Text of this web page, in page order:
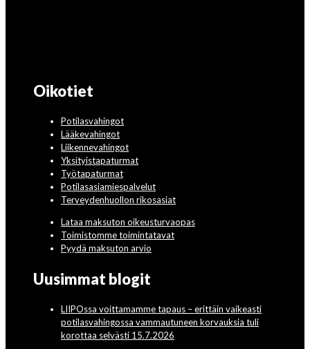
Oikotiet
Potilasvahingot
Lääkevahingot
Liikennevahingot
Yksityistapaturmat
Työtapaturmat
Potilasasiamiespalvelut
Terveydenhuollon rikosasiat
Lataa maksuton oikeusturvaopas
Toimistomme toimintatavat
Pyydä maksuton arvio
Uusimmat blogit
LIIPOssa voittamamme tapaus – erittäin vaikeasti
potilasvahingossa vammautuneen korvauksia tuli
korottaa selvästi 15.7.2026